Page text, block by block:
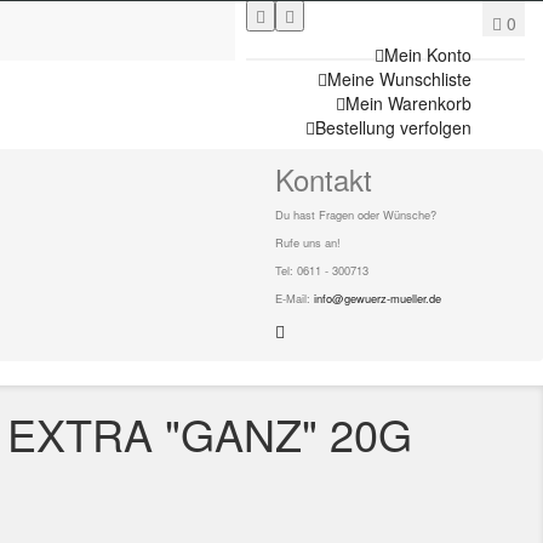
Mein Konto
Meine Wunschliste
Mein Warenkorb
Bestellung verfolgen
Kontakt
Du hast Fragen oder Wünsche?
Rufe uns an!
Tel: 0611 - 300713
E-Mail: info@gewuerz-mueller.de
0
"GANZ" 20G